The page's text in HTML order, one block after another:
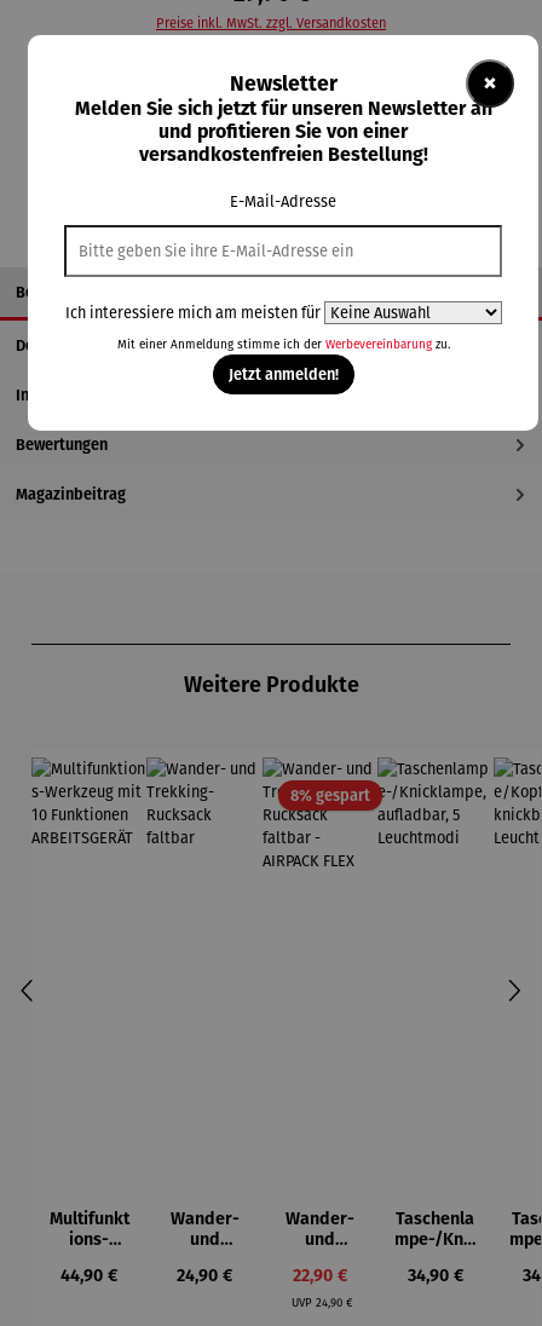
Preise inkl. MwSt. zzgl. Versandkosten
Lieferzeit: 2-3 Tage
In den Warenkorb
Beschreibung
Details
Informationen zum Hersteller
Bewertungen
Magazinbeitrag
Weitere Produkte
Multifunkt
ions-
mit 10
Regulärer Preis:
44,90 €
Wander-
und
Rucksack
Regulärer Preis:
24,90 €
8% gespartRabatt
Wander-
und
Rucksack
faltbar -
Verkaufspreis:
22,90 €
UVPRegulärer Preis:
24,90 €
Taschenla
mpe-/Knic
aufladbar,
Regulärer Preis:
34,90 €
×
Newsletter
Melden Sie sich jetzt für unseren Newsletter an
und profitieren Sie von einer
versandkostenfreien Bestellung!
E-Mail-Adresse
Ich interessiere mich am meisten für
Mit einer Anmeldung stimme ich der Werbevereinbarungzu.
Jetzt anmelden!